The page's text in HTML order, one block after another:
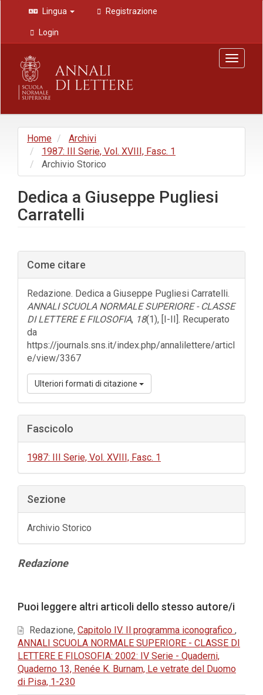
Navigazione
principale
Contenuto
principale
Barra
laterale
Lingua Registrazione
Login
Toggle
Home
Archivi
1987: III Serie, Vol. XVIII, Fasc. 1
Archivio Storico
Dedica a Giuseppe Pugliesi
Carratelli
Barra
laterale
dell'articolo
Come citare
Redazione. Dedica a Giuseppe Pugliesi Carratelli.
ANNALI SCUOLA NORMALE SUPERIORE - CLASSE
DI LETTERE E FILOSOFIA, 18(1), [I-II]. Recuperato
da
https://journals.sns.it/index.php/annalilettere/articl
e/view/3367
Ulteriori formati di citazione
Fascicolo
1987: III Serie, Vol. XVIII, Fasc. 1
Sezione
Archivio Storico
Contenuto
Redazione
dell'articolo
Puoi leggere altri articoli dello stesso autore/i
Redazione, Capitolo IV. Il programma iconografico ,
ANNALI SCUOLA NORMALE SUPERIORE - CLASSE DI
LETTERE E FILOSOFIA: 2002: IV Serie - Quaderni,
Quaderno 13, Renée K. Burnam, Le vetrate del Duomo
di Pisa, 1-230